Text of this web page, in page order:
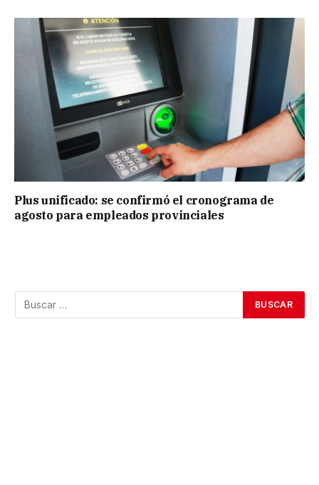
Plus unificado: se confirmó el cronograma de
agosto para empleados provinciales